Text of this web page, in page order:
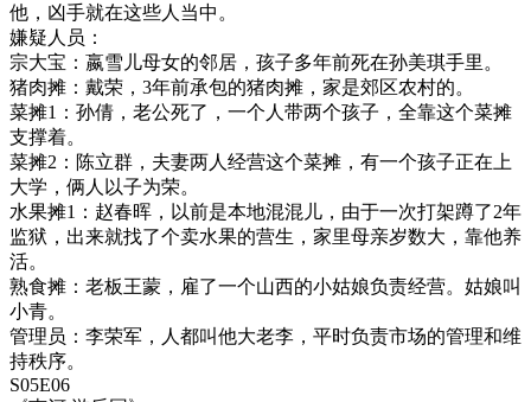
他，凶手就在这些人当中。
嫌疑人员：
宗大宝：嬴雪儿母女的邻居，孩子多年前死在孙美琪手里。
猪肉摊：戴荣，3年前承包的猪肉摊，家是郊区农村的。
菜摊1：孙倩，老公死了，一个人带两个孩子，全靠这个菜摊
支撑着。
菜摊2：陈立群，夫妻两人经营这个菜摊，有一个孩子正在上
大学，俩人以子为荣。
水果摊1：赵春晖，以前是本地混混儿，由于一次打架蹲了2年
监狱，出来就找了个卖水果的营生，家里母亲岁数大，靠他养
活。
熟食摊：老板王蒙，雇了一个山西的小姑娘负责经营。姑娘叫
小青。
管理员：李荣军，人都叫他大老李，平时负责市场的管理和维
持秩序。
S05E06